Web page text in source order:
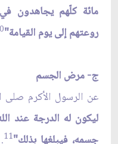
مائة كلّهم يجاهدون
روعتهم إلى يوم القيامة"
ج- مرض الجسم
عن الرسول الأكرم صلى
ليكون له الدرجة عند
جسمه، فيبلغها بذلك"11